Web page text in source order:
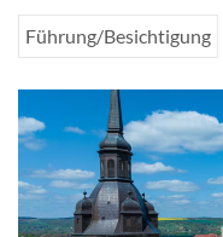
Führung/Besichtigung